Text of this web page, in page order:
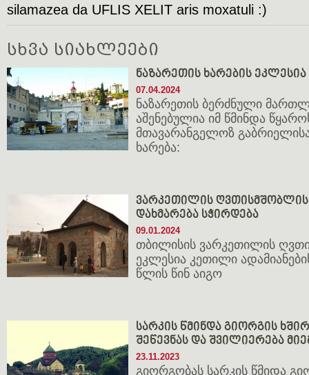
silamazea da UFLIS XELIT aris moxatuli :)
სხვა სიახლეები
ნაზარეთის ხარების ეკლესია
07.04.2024
ნაზარეთის ბერძნული
აშენებულია იმ წმინდა
მთავარანგელოზ
ხარება:
ვარკეთილის ღვთისმშობლის
დახმარება სჭირდება
09.01.2024
თბილისის ვარკეთილის
ეკლესია კეთილი
წლის წინ აიგო
სარკის წმინდა გიორგის
შეწევნას და შვილიერება
23.11.2023
გიორგობას სარკის წმიდა